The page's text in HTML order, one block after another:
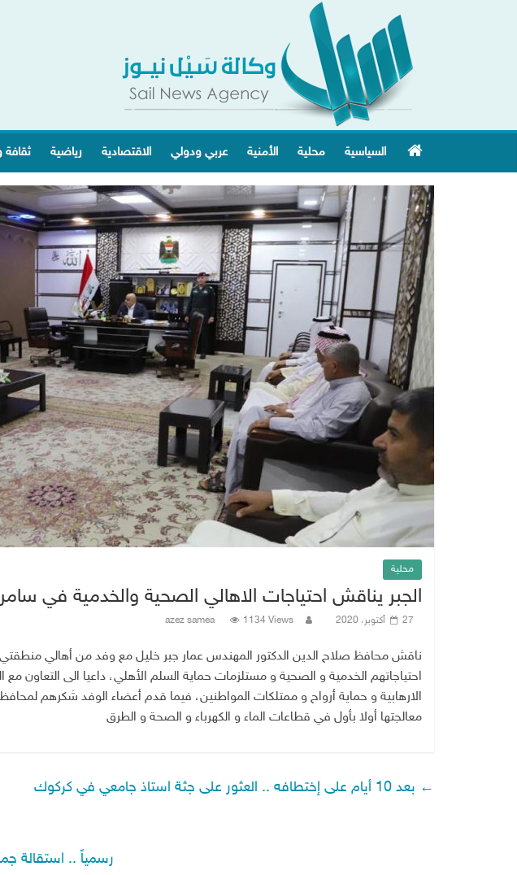
السياسية محلية الأمنية عربي ودولي الاقتصادية رياضية
محلية
الجبر يناقش احتياجات الاهالي الصحية والخدمية في
27 أكتوبر، 2020 azez samea 1134 Views
ناقش محافظ صلاح الدين الدكتور المهندس عمار جبر خليل مع وفد من أهالي منطقتي
احتياجاتهم الخدمية و الصحية و مستلزمات حماية السلم الأهلي، داعيا الى التعاون مع
الارهابية و حماية أرواح و ممتلكات المواطنين، فيما قدم أعضاء الوفد شكرهم
معالجتها أولا بأول في قطاعات الماء و الكهرباء و الصحة و الطرق
← بعد 10 أيام على إختطافه .. العثور على جثة استاذ جامعي في كركوك
رسمياً .. استقالة